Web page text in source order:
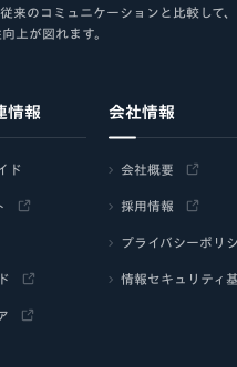
のコミュニケーションと比較して
上が図れます。
情報
ド
会社情報
会社概要
採用情報
プライバシーポリ
情報セキュリティ